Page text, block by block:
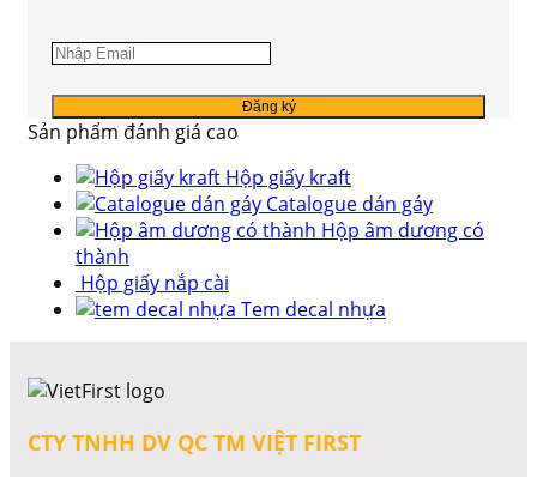
Sản phẩm đánh giá cao
Hộp giấy kraft
Catalogue dán gáy
Hộp âm dương có
thành
Hộp giấy nắp cài
Tem decal nhựa
CTY TNHH DV QC TM VIỆT FIRST